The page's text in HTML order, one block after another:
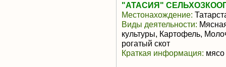
"АТАСИЯ"
Местонахождение:
Виды деятельности:
культуры, Картофель,
рогатый скот
Краткая информация: мясо